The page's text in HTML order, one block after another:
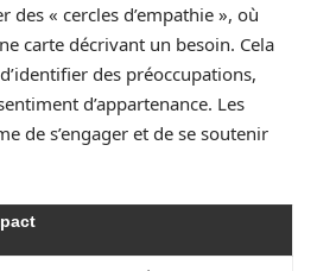
des « cercles d’empathie », où
carte décrivant un besoin. Cela
des préoccupations,
d’appartenance. Les
de s’engager et de se soutenir